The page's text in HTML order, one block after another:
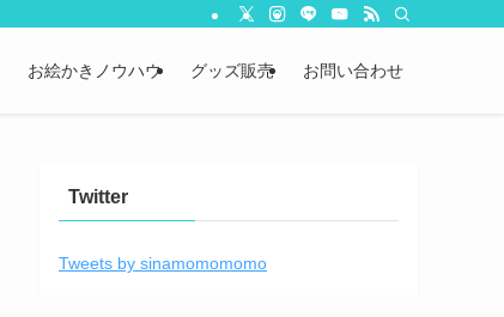
お絵かきノウハウ グッズ販売 お問い合わせ
Twitter
Tweets by sinamomomomo